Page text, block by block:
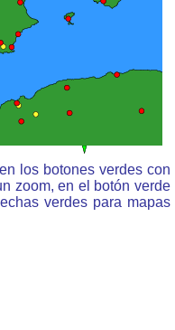
los botones verdes con
zoom, en el botón verde
verdes para mapas